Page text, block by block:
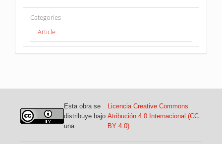
Categories
Article
Esta obra se
distribuye bajo
una
Licencia Creative Commons
Atribución 4.0 Internacional (CC
BY 4.0)